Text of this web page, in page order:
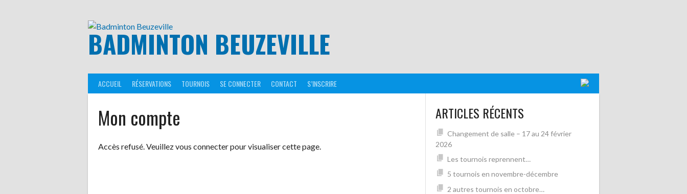
BADMINTON BEUZEVILLE
ACCUEIL RÉSERVATIONS TOURNOIS SE CONNECTER CONTACT S’INSCRIRE
Mon compte
Accès refusé. Veuillez vous connecter pour visualiser cette page.
ARTICLES RÉCENTS
Changement de salle – 17 au 24 février
2026
Les tournois reprennent…
5 tournois en novembre-décembre
2 autres tournois en octobre…